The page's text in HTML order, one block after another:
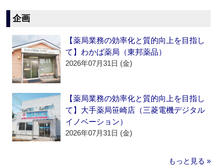
企画
【薬局業務の効率化と質的向上を目指し
て】わかば薬局（東邦薬品）
2026年07月31日 (金)
【薬局業務の効率化と質的向上を目指し
て】大手薬局笹崎店（三菱電機デジタル
イノベーション）
2026年07月31日 (金)
もっと見る »